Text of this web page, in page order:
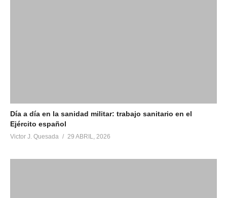
Día a día en la sanidad militar: trabajo sanitario en el
Ejército español
Victor J. Quesada 29 ABRIL, 2026